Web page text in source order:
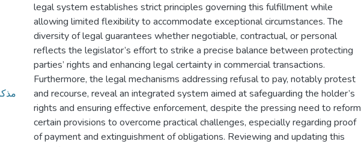
legal system establishes strict principles governing this fulfillment while
allowing limited flexibility to accommodate exceptional circumstances. The
diversity of legal guarantees whether negotiable, contractual, or personal
reflects the legislator’s effort to strike a precise balance between protecting
parties’ rights and enhancing legal certainty in commercial transactions.
Furthermore, the legal mechanisms addressing refusal to pay, notably protest
and recourse, reveal an integrated system aimed at safeguarding the holder’s
rights and ensuring effective enforcement, despite the pressing need to reform
certain provisions to overcome practical challenges, especially regarding proof
of payment and extinguishment of obligations. Reviewing and updating this